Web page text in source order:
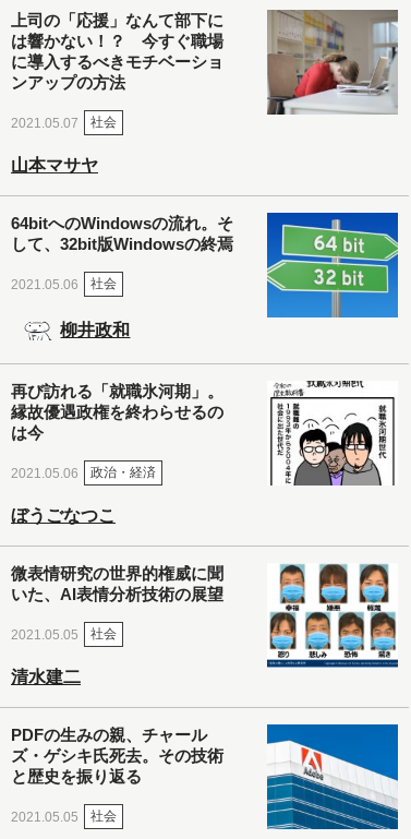
上司の「応援」なんて部下に
は響かない！？ 今すぐ職場
に導入するべきモチベーショ
ンアップの方法
2021.05.07 社会
山本マサヤ
64bitへのWindowsの流れ。そ
して、32bit版Windowsの終焉
2021.05.06 社会
柳井政和
再び訪れる「就職氷河期」。
縁故優遇政権を終わらせるの
は今
2021.05.06 政治・経済
ぼうごなつこ
微表情研究の世界的権威に聞
いた、AI表情分析技術の展望
2021.05.05 社会
清水建二
PDFの生みの親、チャール
ズ・ゲシキ氏死去。その技術
と歴史を振り返る
2021.05.05 社会